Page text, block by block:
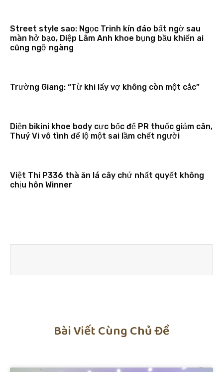
Street style sao: Ngọc Trinh kín đáo bất ngờ sau
màn hở bạo, Diệp Lâm Anh khoe bụng bầu khiến ai
cũng ngỡ ngàng
Trường Giang: “Từ khi lấy vợ không còn một cắc”
Diện bikini khoe body cực bốc để PR thuốc giảm cân,
Thuý Vi vô tình để lộ một sai lầm chết người
Việt Thi P336 thà ăn lá cây chứ nhất quyết không
chịu hôn Winner
Bài Viết Cùng Chủ Đề